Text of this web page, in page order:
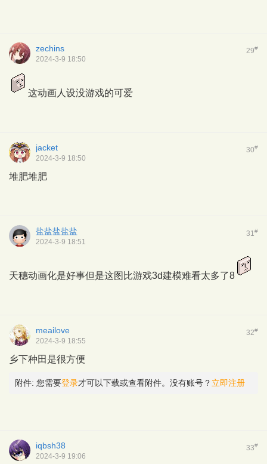
29#
zechins
2024-3-9 18:50
这动画人设没游戏的可爱
30#
jacket
2024-3-9 18:50
堆肥堆肥
31 #
盐盐盐盐盐
2024-3-9 18:51
天穗动画化是好事但是这图比游戏3d建模难看太多了8
32#
meailove
2024-3-9 18:55
乡下种田是很方便
附件: 您需要登录才可以下载或查看附件。没有账号？ 立即注册
33#
iqbsh38
2024-3-9 19:06